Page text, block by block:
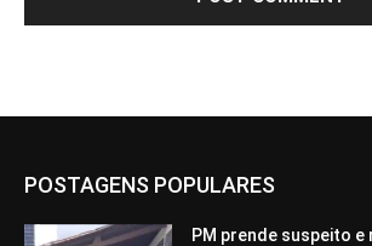
POSTAGENS POPULARES
PM prende suspeito e